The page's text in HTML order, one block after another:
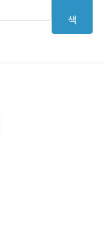
색